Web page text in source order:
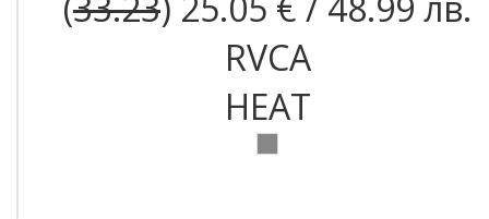
RVCA
HEAT